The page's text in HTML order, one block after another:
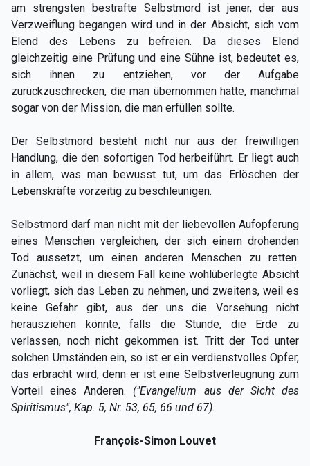
am strengsten bestrafte Selbstmord ist jener, der aus
Verzweiflung begangen wird und in der Absicht, sich vom
Elend des Lebens zu befreien. Da dieses Elend
gleichzeitig eine Prüfung und eine Sühne ist, bedeutet es,
sich ihnen zu entziehen, vor der Aufgabe
zurückzuschrecken, die man übernommen hatte, manchmal
sogar von der Mission, die man erfüllen sollte.
Der Selbstmord besteht nicht nur aus der freiwilligen
Handlung, die den sofortigen Tod herbeiführt. Er liegt auch
in allem, was man bewusst tut, um das Erlöschen der
Lebenskräfte vorzeitig zu beschleunigen.
Selbstmord darf man nicht mit der liebevollen Aufopferung
eines Menschen vergleichen, der sich einem drohenden
Tod aussetzt, um einen anderen Menschen zu retten.
Zunächst, weil in diesem Fall keine wohlüberlegte Absicht
vorliegt, sich das Leben zu nehmen, und zweitens, weil es
keine Gefahr gibt, aus der uns die Vorsehung nicht
herausziehen könnte, falls die Stunde, die Erde zu
verlassen, noch nicht gekommen ist. Tritt der Tod unter
solchen Umständen ein, so ist er ein verdienstvolles Opfer,
das erbracht wird, denn er ist eine Selbstverleugnung zum
Vorteil eines Anderen. ("Evangelium aus der Sicht des
Spiritismus", Kap. 5, Nr. 53, 65, 66 und 67).
François-Simon Louvet